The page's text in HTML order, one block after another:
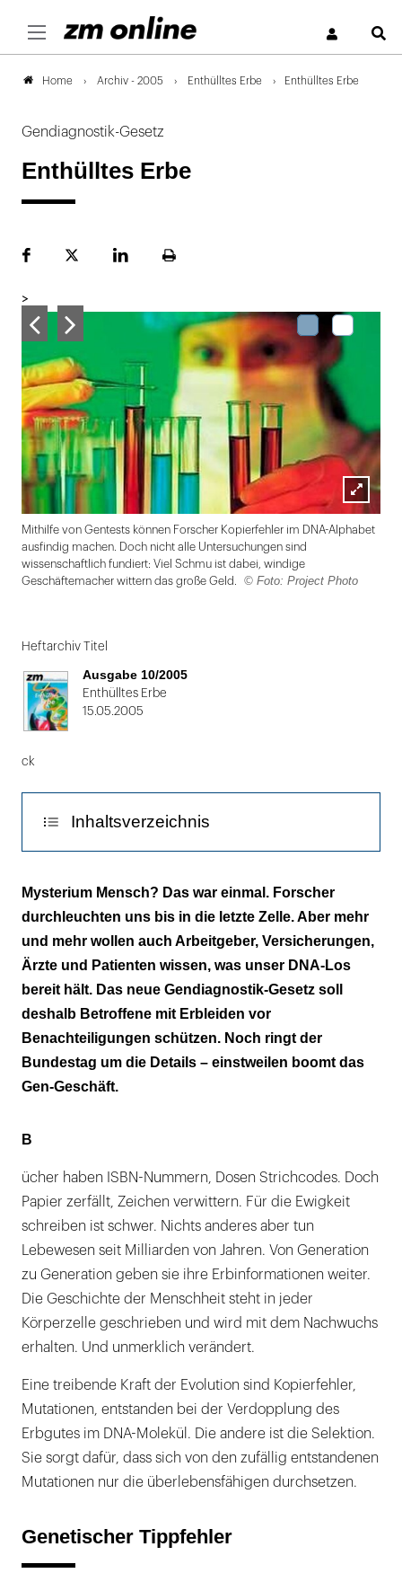
Home Archiv - 2005 Enthülltes Erbe Enthülltes Erbe
Gendiagnostik-Gesetz
Enthülltes Erbe
FacebookPlattformLinekdInSeite
>
Lightbox
öffnen
Mithilfe von Gentests können Forscher Kopierfehler im DNA-Alphabet
ausfindig machen. Doch nicht alle Untersuchungen sind
wissenschaftlich fundiert: Viel Schmu ist dabei, windige
Geschäftemacher wittern das große Geld.
© Foto: Project Photo
1
von
2
Heftarchiv Titel
Ausgabe 10/2005
Enthülltes Erbe
15.05.2005
ck
Inhaltsverzeichnis
Genetischer Tippfehler
Kernfragen klären
Wahrheit oder Pflicht
Die Geister, die ich rief
Fragen an das Gen-Orakel
Mysterium Mensch? Das war einmal. Forscher
durchleuchten uns bis in die letzte Zelle. Aber mehr
und mehr wollen auch Arbeitgeber, Versicherungen,
Ärzte und Patienten wissen, was unser DNA-Los
bereit hält. Das neue Gendiagnostik-Gesetz soll
deshalb Betroffene mit Erbleiden vor
Benachteiligungen schützen. Noch ringt der
Bundestag um die Details – einstweilen boomt das
Gen-Geschäft.
B
ücher haben ISBN-Nummern, Dosen Strichcodes. Doch
Papier zerfällt, Zeichen verwittern. Für die Ewigkeit
schreiben ist schwer. Nichts anderes aber tun
Lebewesen seit Milliarden von Jahren. Von Generation
zu Generation geben sie ihre Erbinformationen weiter.
Die Geschichte der Menschheit steht in jeder
Körperzelle geschrieben und wird mit dem Nachwuchs
erhalten. Und unmerklich verändert.
Eine treibende Kraft der Evolution sind Kopierfehler,
Mutationen, entstanden bei der Verdopplung des
Erbgutes im DNA-Molekül. Die andere ist die Selektion.
Sie sorgt dafür, dass sich von den zufällig entstandenen
Mutationen nur die überlebensfähigen durchsetzen.
Genetischer Tippfehler